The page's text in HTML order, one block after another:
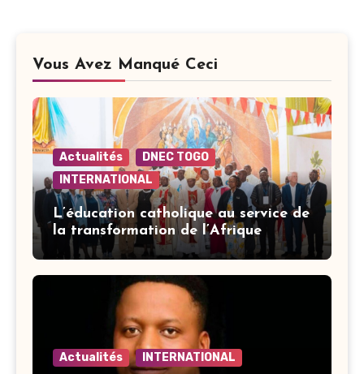
Vous Avez Manqué Ceci
Actualités
DNEC TOGO
INTERNATIONAL
L’éducation catholique au service de
la transformation de l’Afrique
Actualités INTERNATIONAL